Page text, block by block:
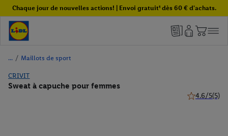
Chaque jour de nouvelles actions! | Envoi gratuit¹ dès 60 € d'achats.
/ Maillots de sport
CRIVIT
Sweat à capuche pour femmes
4.6/5(5)